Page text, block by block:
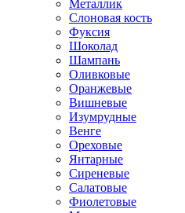
Металлик
Слоновая кость
Фуксия
Шоколад
Шампань
Оливковые
Оранжевые
Вишневые
Изумрудные
Венге
Ореховые
Янтарные
Сиреневые
Салатовые
Фиолетовые